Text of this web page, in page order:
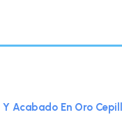
Acabado En Oro